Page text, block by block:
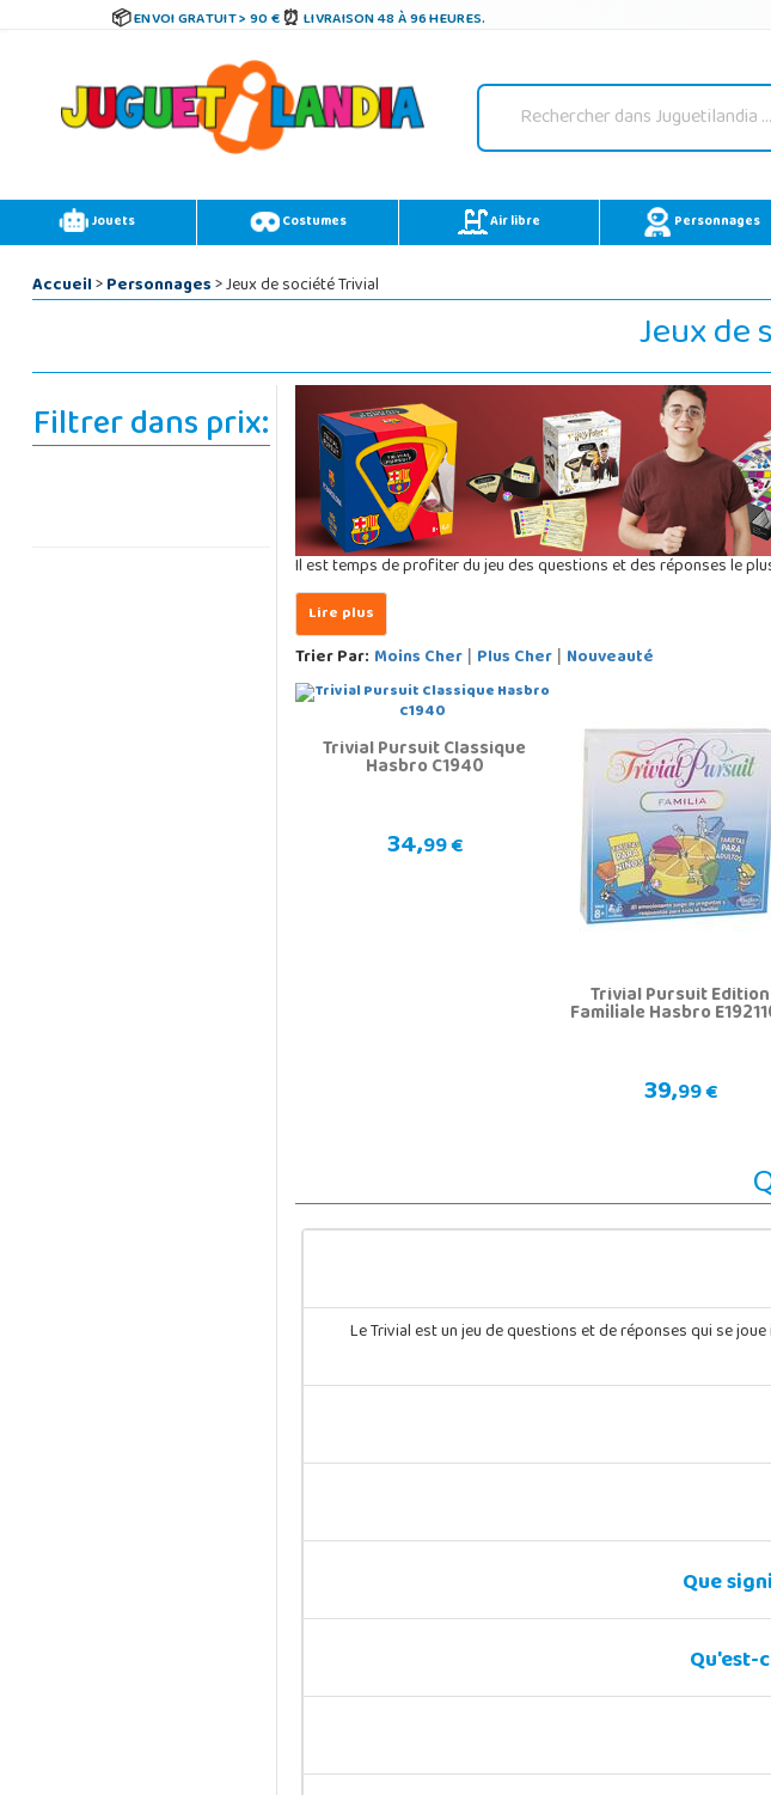
ENVOI GRATUIT > 90 € LIVRAISON 48 À 96 HEURES.
Jouets Costumes Air libre Personnages
Accueil>Personnages> Jeux de société Trivial
Jeux de
Filtrer dans prix:
Il est temps de profiter du jeu des questions et des réponses le
Trier Par: Moins Cher| Plus Cher| Nouveauté
Trivial Pursuit Classique
Hasbro C1940
34,99 €
Trivial Pursuit Édition
Familiale Hasbro
39,99 €
Le Trivial est un jeu de questions et de réponses qui se
Que